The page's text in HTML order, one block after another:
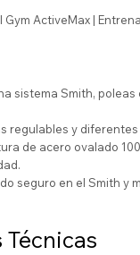
ActiveMax |
sistema Smith,
regulables y
de acero ovalado
seguro en el Smith y